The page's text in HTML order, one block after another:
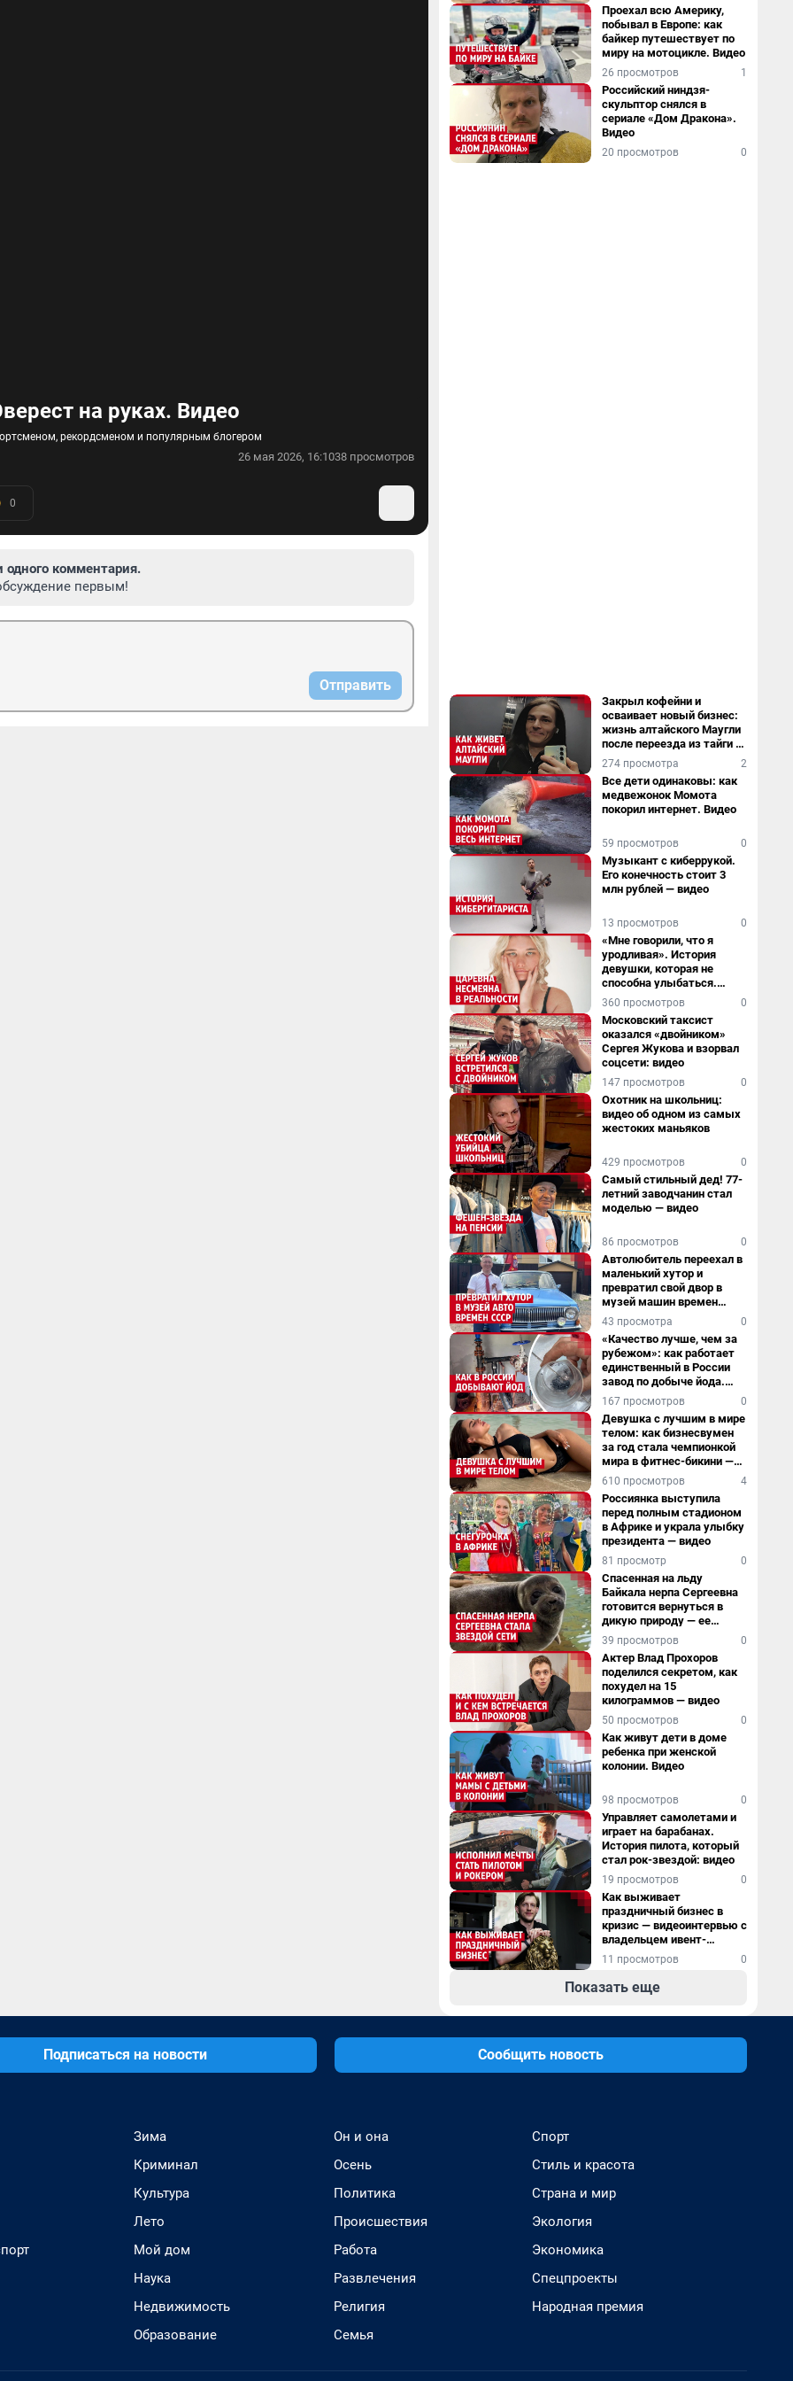
на руках. Видео
рекордсменом и популярным блогером
26 мая 2026, 16:1038 просмотров
0
одного комментария.
первым!
Отправить
Проехал всю Америку,
побывал в Европе: как
байкер путешествует по
миру на мотоцикле. Видео
26 просмотров 1
Российский ниндзя-
скульптор снялся в
сериале «Дом Дракона».
Видео
20 просмотров 0
Закрыл кофейни и
осваивает новый бизнес:
жизнь алтайского Маугли
после переезда из тайги в
столицу
274 просмотра 2
Все дети одинаковы: как
медвежонок Момота
покорил интернет. Видео
59 просмотров 0
Музыкант с киберрукой.
Его конечность стоит 3
млн рублей — видео
13 просмотров 0
«Мне говорили, что я
уродливая». История
девушки, которая не
способна улыбаться.
Видео
360 просмотров 0
Московский таксист
оказался «двойником»
Сергея Жукова и взорвал
соцсети: видео
147 просмотров 0
Охотник на школьниц:
видео об одном из самых
жестоких маньяков
429 просмотров 0
Самый стильный дед! 77-
летний заводчанин стал
моделью — видео
86 просмотров 0
Автолюбитель переехал в
маленький хутор и
превратил свой двор в
музей машин времен
СССР. Видео
43 просмотра 0
«Качество лучше, чем за
рубежом»: как работает
единственный в России
завод по добыче йода.
Видео
167 просмотров 0
Девушка с лучшим в мире
телом: как бизнесвумен
за год стала чемпионкой
мира в фитнес-бикини —
видео
610 просмотров 4
Россиянка выступила
перед полным стадионом
в Африке и украла улыбку
президента — видео
81 просмотр 0
Спасенная на льду
Байкала нерпа Сергеевна
готовится вернуться в
дикую природу — ее
видеоистория
39 просмотров 0
Актер Влад Прохоров
поделился секретом, как
похудел на 15
килограммов — видео
50 просмотров 0
Как живут дети в доме
ребенка при женской
колонии. Видео
98 просмотров 0
Управляет самолетами и
играет на барабанах.
История пилота, который
стал рок-звездой: видео
19 просмотров 0
Как выживает
праздничный бизнес в
кризис — видеоинтервью с
владельцем ивент-
агентства
11 просмотров 0
Показать еще
Подписаться на новости Сообщить новость
Зима
Криминал
Культура
Лето
Мой дом
Наука
Недвижимость
Образование
Он и она
Осень
Политика
Происшествия
Работа
Развлечения
Религия
Семья
Спорт
Стиль и красота
Страна и мир
Экология
Экономика
Спецпроекты
Народная премия